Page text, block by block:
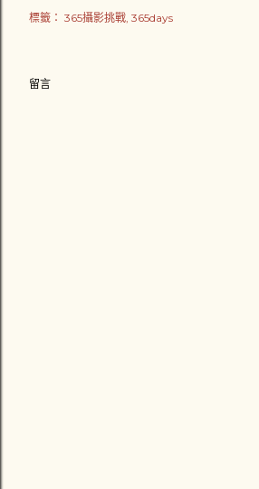
標籤： 365攝影挑戰 365days
留言